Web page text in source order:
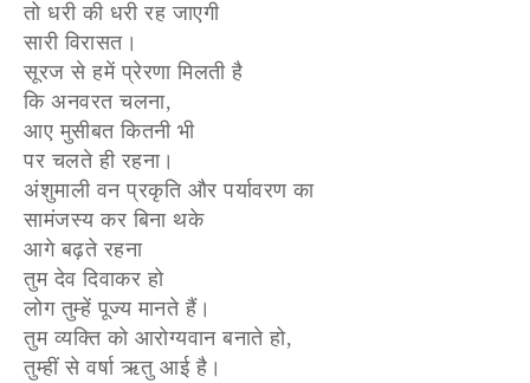
तो धरी की धरी रह जाएगी
सारी विरासत।
सूरज से हमें प्रेरणा मिलती है
कि अनवरत चलना,
आए मुसीबत कितनी भी
पर चलते ही रहना।
अंशुमाली वन प्रकृति और पर्यावरण का
सामंजस्य कर बिना थके
आगे बढ़ते रहना
तुम देव दिवाकर हो
लोग तुम्हें पूज्य मानते हैं।
तुम व्यक्ति को आरोग्यवान बनाते हो,
तुम्हीं से वर्षा ऋतु आई है।